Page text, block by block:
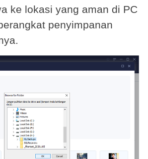
ke lokasi yang aman di PC
penyimpanan